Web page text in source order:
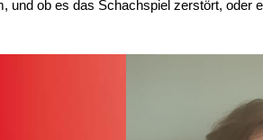
und ob es das Schachspiel zerstört, oder